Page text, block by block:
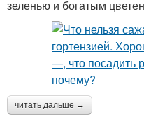
зеленью и богатым
читать дальше →